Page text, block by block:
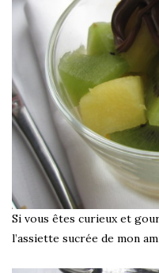
Si vous êtes curieux et
l’assiette sucrée de mon